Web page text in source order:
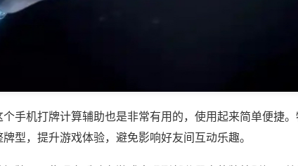
手机打牌计算辅助也是非常有用的，使用起来简单便捷
型，提升游戏体验，避免影响好友间互动乐趣。